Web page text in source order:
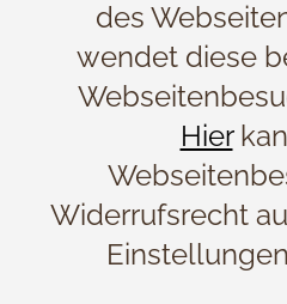
des
wendet diese
Hier
Widerrufsrecht